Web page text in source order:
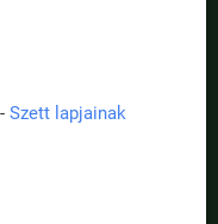
Szett lapjainak